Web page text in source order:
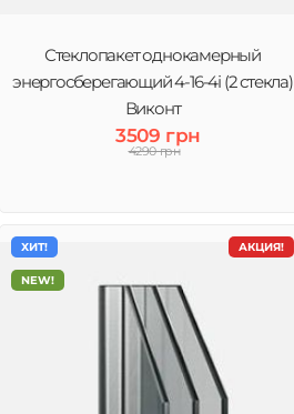
Стеклопакет однокамерный
энергосберегающий 4-16-4і (2 стекла)
Виконт
3509 грн
4290 грн
АКЦИЯ!
ХИТ!
NEW!